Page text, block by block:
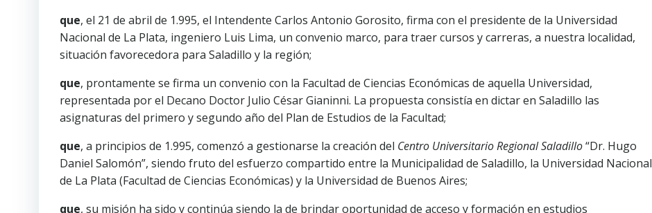
que, el 21 de abril de 1.995, el Intendente Carlos Antonio Gorosito, firma con el presidente de la Universidad
Nacional de La Plata, ingeniero Luis Lima, un convenio marco, para traer cursos y carreras, a nuestra localidad,
situación favorecedora para Saladillo y la región;
que, prontamente se firma un convenio con la Facultad de Ciencias Económicas de aquella Universidad,
representada por el Decano Doctor Julio César Gianinni. La propuesta consistía en dictar en Saladillo las
asignaturas del primero y segundo año del Plan de Estudios de la Facultad;
que, a principios de 1.995, comenzó a gestionarse la creación del Centro Universitario Regional Saladillo“Dr. Hugo
Daniel Salomón”, siendo fruto del esfuerzo compartido entre la Municipalidad de Saladillo, la Universidad Nacional
de La Plata (Facultad de Ciencias Económicas) y la Universidad de Buenos Aires;
que, su misión ha sido y continúa siendo la de brindar oportunidad de acceso y formación en estudios